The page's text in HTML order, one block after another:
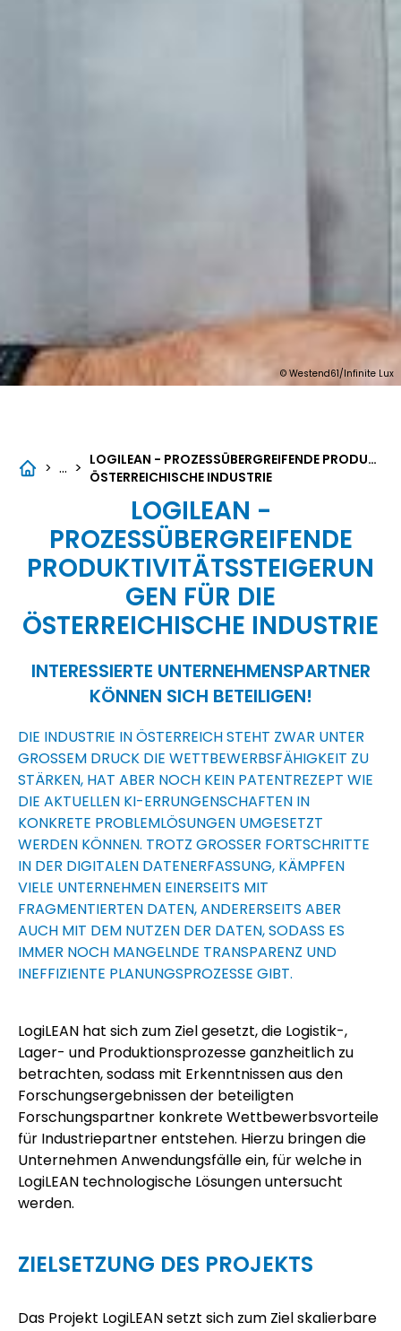
© Westend61/Infinite Lux
> ... >
LOGILEAN - PROZESSÜBERGREIFENDE PRODUKTIVITÄTSSTEIGERUNGEN FÜR DIE
ÖSTERREICHISCHE INDUSTRIE
LOGILEAN -
PROZESSÜBERGREIFENDE
PRODUKTIVITÄTSSTEIGERUN
GEN FÜR DIE
ÖSTERREICHISCHE INDUSTRIE
INTERESSIERTE UNTERNEHMENSPARTNER
KÖNNEN SICH BETEILIGEN!
DIE INDUSTRIE IN ÖSTERREICH STEHT ZWAR UNTER
GROSSEM DRUCK DIE WETTBEWERBSFÄHIGKEIT ZU S
TÄRKEN, HAT ABER NOCH KEIN PATENTREZEPT WIE D
IE AKTUELLEN KI-ERRUNGENSCHAFTEN IN K
ONKRETE PROBLEMLÖSUNGEN UMGESETZT W
ERDEN KÖNNEN. TROTZ GROSSER FORTSCHRITTE IN
DER DIGITALEN DATENERFASSUNG, KÄMPFEN VI
ELE UNTERNEHMEN EINERSEITS MIT FR
AGMENTIERTEN DATEN, ANDERERSEITS ABER AU
CH MIT DEM NUTZEN DER DATEN, SODASS ES IM
MER NOCH MANGELNDE TRANSPARENZ UND IN
EFFIZIENTE PLANUNGSPROZESSE GIBT.
LogiLEAN hat sich zum Ziel gesetzt, die Logistik-,
Lager- und Produktionsprozesse ganzheitlich zu
betrachten, sodass mit Erkenntnissen aus den
Forschungsergebnissen der beteiligten
Forschungspartner konkrete Wettbewerbsvorteile
für Industriepartner entstehen. Hierzu bringen die
Unternehmen Anwendungsfälle ein, für welche in
LogiLEAN technologische Lösungen untersucht
werden.
ZIELSETZUNG DES PROJEKTS
Das Projekt LogiLEAN setzt sich zum Ziel skalierbare